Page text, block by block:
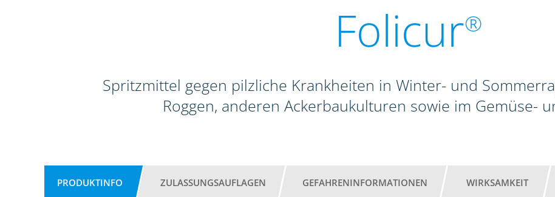
Folicur®
Spritzmittel gegen pilzliche Krankheiten in Winter- und
Roggen, anderen Ackerbaukulturen sowie im Gemüse-
PRODUKTINFO ZULASSUNGSAUFLAGEN GEFAHRENINFORMATIONEN WIRKSAMKEIT